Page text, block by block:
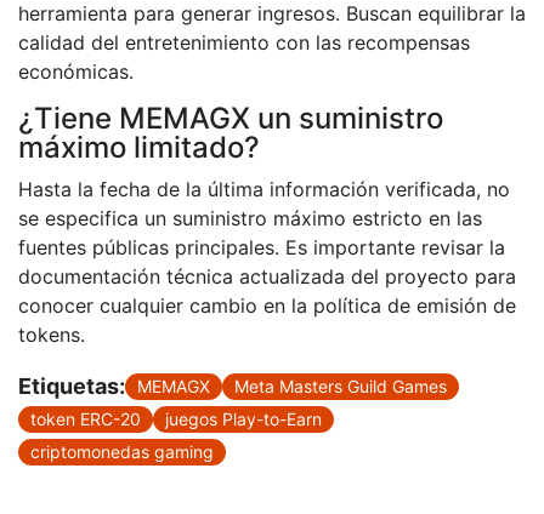
herramienta para generar ingresos. Buscan equilibrar la
calidad del entretenimiento con las recompensas
económicas.
¿Tiene MEMAGX un suministro
máximo limitado?
Hasta la fecha de la última información verificada, no
se especifica un suministro máximo estricto en las
fuentes públicas principales. Es importante revisar la
documentación técnica actualizada del proyecto para
conocer cualquier cambio en la política de emisión de
tokens.
Etiquetas: MEMAGX
Meta Masters Guild Games
token ERC-20
juegos Play-to-Earn
criptomonedas gaming